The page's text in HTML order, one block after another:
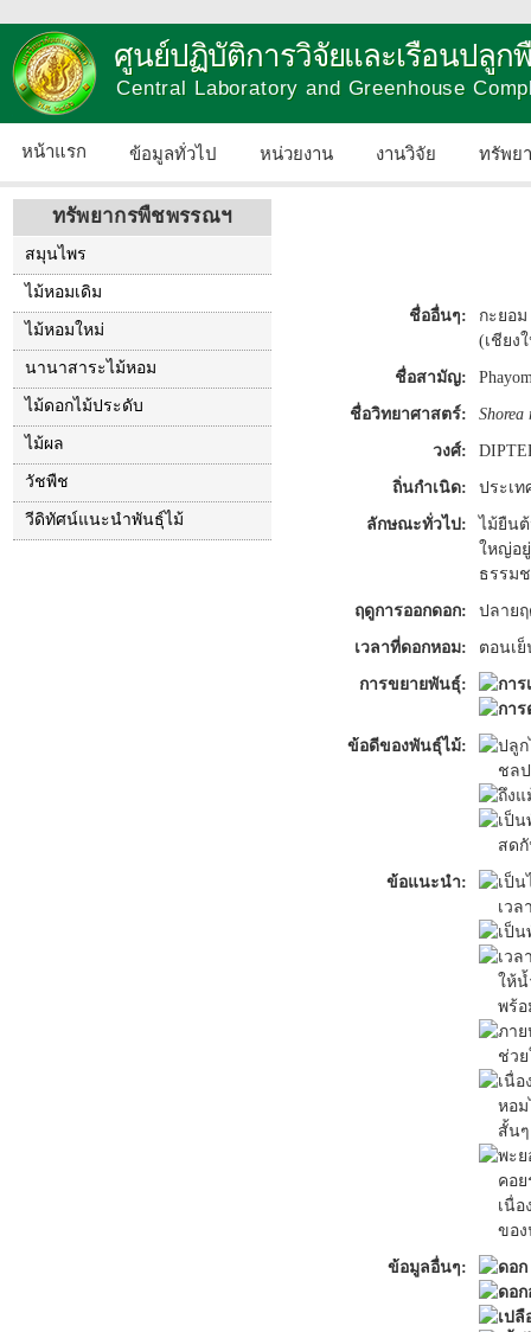
ศูนย์ปฏิบัติการวิจัยและเรือนปลูก
Central Laboratory and Greenhouse
หน้าแรก ข้อมูลทั่วไป หน่วยงาน งานวิจัย ทรัพย
ทรัพยากรพืชพรรณฯ
สมุนไพร
ไม้หอมเดิม
ไม้หอมใหม่
นานาสาระไม้หอม
ไม้ดอกไม้ประดับ
ไม้ผล
วัชพืช
วีดิทัศน์แนะนำพันธุ์ไม้
ชื่ออื่นๆ:
กะยอ
(เชียง
ชื่อสามัญ:
ชื่อวิทยาศาสตร์: Shorea
วงศ์:
ถิ่นกำเนิด: ประเ
ลักษณะทั่วไป:
ไม้ยืน
ใหญ่อยู่
ธรรม
ฤดูการออกดอก: ปลาย
เวลาที่ดอกหอม: ตอนเ
การขยายพันธุ์:
การ
การ
ข้อดีของพันธุ์ไม้:
ปลูก
ชล
ถึงแ
เป็
สด
ข้อแนะนำ:
เป็
เว
เป็
เว
ให้น้
พร้
ภาย
ช่ว
เนื่
หอม
สั้น
พะย
คอ
เนื่อ
ขอ
ข้อมูลอื่นๆ: ดอก
ดอ
เป